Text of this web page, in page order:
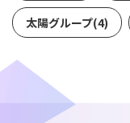
太陽グループ(4)